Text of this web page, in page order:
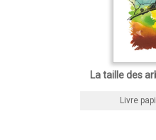
La taille des
Livre